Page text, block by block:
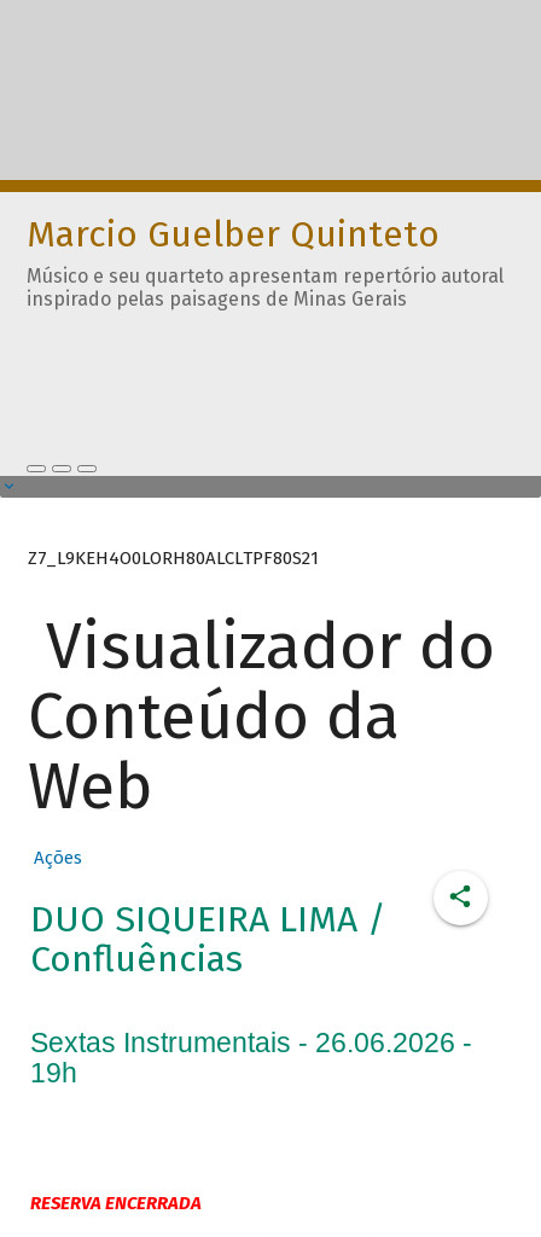
Marcio Guelber Quinteto
Músico e seu quarteto apresentam repertório autoral
inspirado pelas paisagens de Minas Gerais
Z7_L9KEH4O0LORH80ALCLTPF80S21
Visualizador do
Conteúdo da
Web
Ações
DUO SIQUEIRA LIMA /
Confluências
Sextas Instrumentais - 26.06.2026 -
19h
RESERVA ENCERRADA